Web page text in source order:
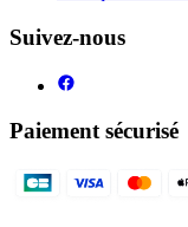
Suivez-nous
Paiement sécurisé